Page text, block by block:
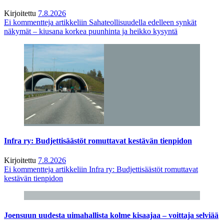
Kirjoitettu 7.8.2026
Ei kommentteja artikkeliin Sahateollisuudella edelleen synkät
näkymät – kiusana korkea puunhinta ja heikko kysyntä
Infra ry: Budjettisäästöt romuttavat kestävän tienpidon
Kirjoitettu 7.8.2026
Ei kommentteja artikkeliin Infra ry: Budjettisäästöt romuttavat
kestävän tienpidon
Joensuun uudesta uimahallista kolme kisaajaa – voittaja selviää